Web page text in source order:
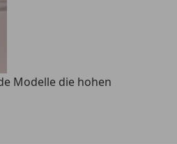
Modelle die hohen